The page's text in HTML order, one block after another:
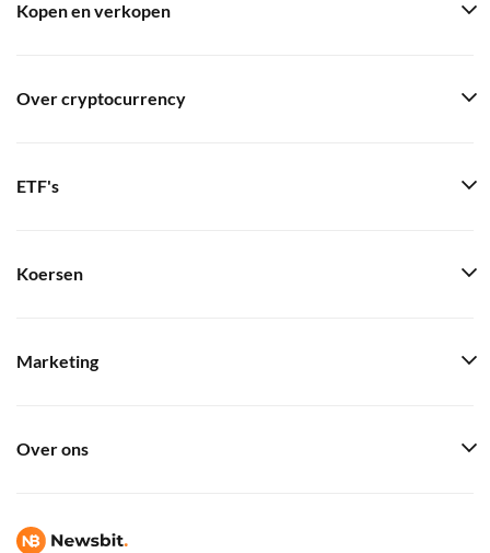
Kopen en verkopen
Over cryptocurrency
ETF's
Koersen
Marketing
Over ons